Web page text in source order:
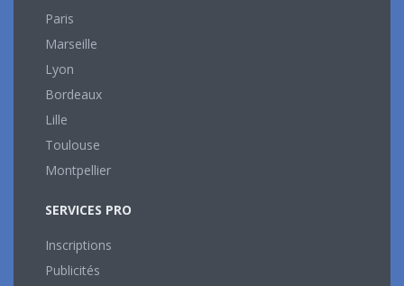
Paris
Marseille
Lyon
Bordeaux
Lille
Toulouse
Montpellier
SERVICES PRO
Inscriptions
Publicités